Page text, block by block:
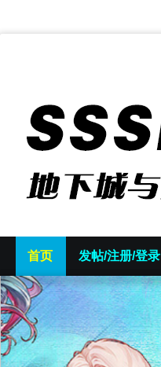
首页 发帖/注册/登录